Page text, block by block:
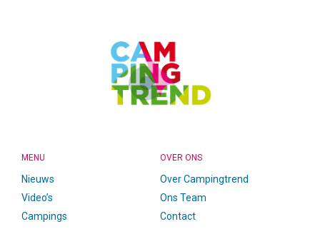
MENU
Nieuws
Video’s
Campings
OVER ONS
Over Campingtrend
Ons Team
Contact